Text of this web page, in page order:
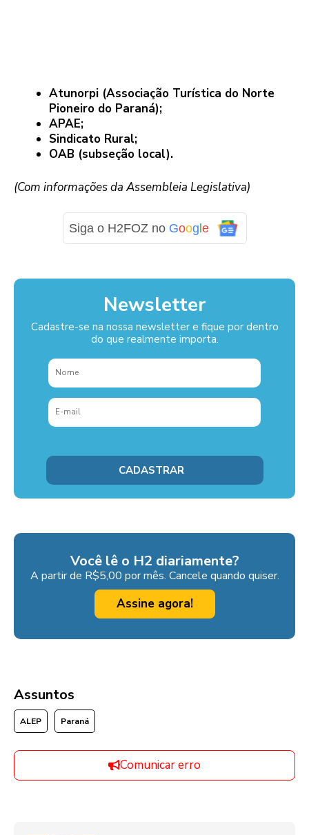
Atunorpi (Associação Turística do Norte
Pioneiro do Paraná);
APAE;
Sindicato Rural;
OAB (subseção local).
(Com informações da Assembleia Legislativa)
Siga o H2FOZ no Goog e
Newsletter
Cadastre-se na nossa newsletter e fique por dentro
do que realmente importa.
Você lê o H2 diariamente?
A partir de R$5,00 por mês. Cancele quando quiser.
Assine agora!
Assuntos
ALEP Paraná
Comunicar erro